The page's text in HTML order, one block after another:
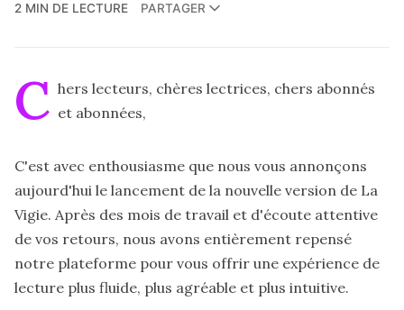
2 MIN DE LECTURE
PARTAGER
C hers lecteurs, chères lectrices, chers abonnés
et abonnées,
C'est avec enthousiasme que nous vous annonçons
aujourd'hui le lancement de la nouvelle version de La
Vigie. Après des mois de travail et d'écoute attentive
de vos retours, nous avons entièrement repensé
notre plateforme pour vous offrir une expérience de
lecture plus fluide, plus agréable et plus intuitive.